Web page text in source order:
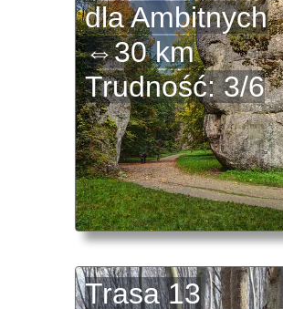
dla Ambitnych
⇔30 km
Trudność: 3/6
Trasa 13